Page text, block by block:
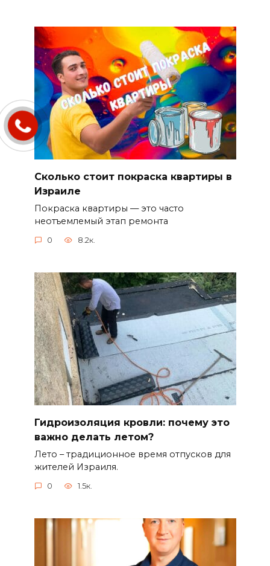
Сколько стоит покраска квартиры в
Израиле
Покраска квартиры — это часто
неотъемлемый этап ремонта
0 8.2к.
Гидроизоляция кровли: почему это
важно делать летом?
Лето – традиционное время отпусков для
жителей Израиля.
0 1.5к.